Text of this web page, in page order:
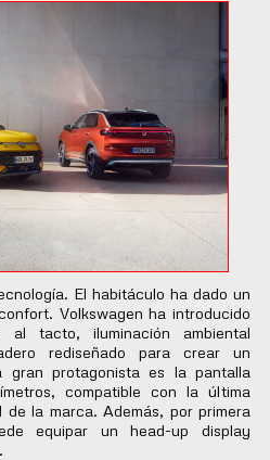
El habitáculo ha dado un
Volkswagen ha introducido
al tacto, iluminación ambiental
rediseñado para crear un
gran protagonista es la pantalla
compatible con la última
la marca. Además, por primera
equipar un head-up display